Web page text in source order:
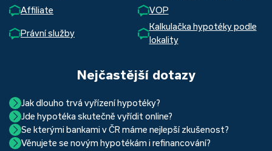
Affiliate
VOP
Právní služby
Kalkulačka hypotéky podle
lokality
Nejčastější dotazy
Jak dlouho trvá vyřízení hypotéky?
Hypotéka se dá zvládnout za měsíc i za tři. Nejčastěji její
uzavření trvá okolo 2 měsíců. Důvodem je především
schvalovací proces na straně bank. Existuje však řada cest,
Jde hypotéka skutečně vyřídit online?
Ano, skutečně jde. Díky moderním technologiím, které
používáme, již do banky při vyřizování hypotéky skutečně
Se kterými bankami v ČR máme nejlepší zkušenost?
Nejvíce proklientská je určitě Hypoteční banka. Svou
Věnujete se novým hypotékám i refinancování?